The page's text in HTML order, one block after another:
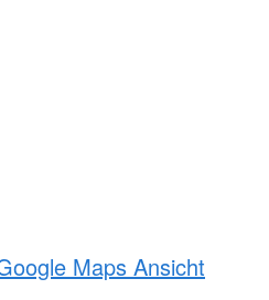
Maps Ansicht